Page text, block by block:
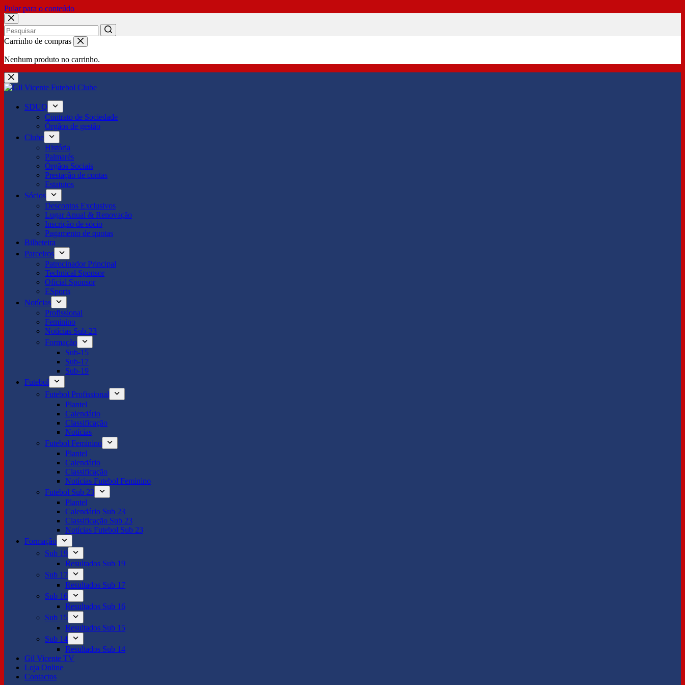
Pular para o conteúdo
No
Carrinho de compras
Nenhum produto no carrinho.
SDUQ
Contrato de Sociedade
Órgãos de gestão
Clube
História
Palmarés
Órgãos Sociais
Prestação de contas
Estatutos
Sócios
Descontos Exclusivos
Lugar Anual & Renovação
Inscrição de sócio
Pagamento de quotas
Bilheteira
Parceiros
Patrocinador Principal
Technical Sponsor
Oficial Sponsor
ESports
Notícias
Profissional
Feminino
Notícias Sub-23
Formação
Sub-15
Sub-17
Sub-19
Futebol
Futebol Profissional
Plantel
Calendário
Classificação
Notícias
Futebol Feminino
Plantel
Calendário
Classificação
Notícias Futebol Feminino
Futebol Sub 23
Plantel
Calendário Sub 23
Classificação Sub 23
Notícias Futebol Sub 23
Formação
Sub 19
Resultados Sub 19
Sub 17
Resultados Sub 17
Sub 16
Resultados Sub 16
Sub 15
Resultados Sub 15
Sub 14
Resultados Sub 14
Gil Vicente TV
Loja Online
Contactos